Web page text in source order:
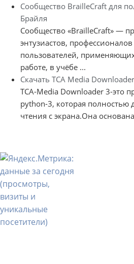
Сообщество BrailleCraft для
Брайля
Сообщество «BrailleCraft» —
энтузиастов,
пользователей,
работе, в учёбе ...
Скачать TCA Media
TCA-Media Downloader 3-это
python-3, которая полностью
чтения с экрана.Она